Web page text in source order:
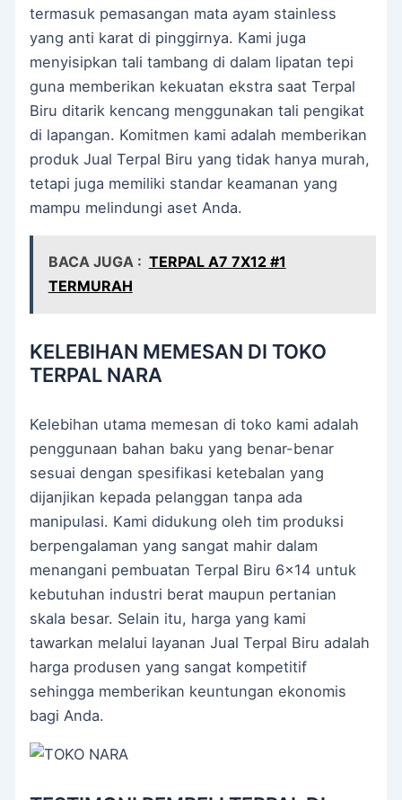
termasuk pemasangan mata ayam stainless
yang anti karat di pinggirnya. Kami juga
menyisipkan tali tambang di dalam lipatan tepi
guna memberikan kekuatan ekstra saat Terpal
Biru ditarik kencang menggunakan tali pengikat
di lapangan. Komitmen kami adalah memberikan
produk Jual Terpal Biru yang tidak hanya murah,
tetapi juga memiliki standar keamanan yang
mampu melindungi aset Anda.
BACA JUGA : TERPAL A7 7X12 #1
TERMURAH
KELEBIHAN MEMESAN DI TOKO
TERPAL NARA
Kelebihan utama memesan di toko kami adalah
penggunaan bahan baku yang benar-benar
sesuai dengan spesifikasi ketebalan yang
dijanjikan kepada pelanggan tanpa ada
manipulasi. Kami didukung oleh tim produksi
berpengalaman yang sangat mahir dalam
menangani pembuatan Terpal Biru 6×14 untuk
kebutuhan industri berat maupun pertanian
skala besar. Selain itu, harga yang kami
tawarkan melalui layanan Jual Terpal Biru adalah
harga produsen yang sangat kompetitif
sehingga memberikan keuntungan ekonomis
bagi Anda.